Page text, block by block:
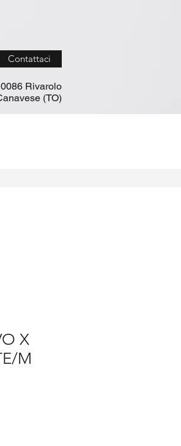
Contattaci
Rivarolo
(TO)
X
M